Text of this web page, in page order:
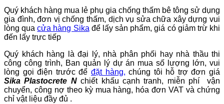
Quý khách hàng mua lẻ phụ gia chống thấm bê tông sử dụng
gia đình, đơn vị chống thấm, dịch vụ sửa chữa xây dựng vui
lòng quacửa hàng Sikađể lấy sản phẩm, giá có giảm trừ khi
đến lấy trực tiếp
Quý khách hàng là đại lý, nhà phân phối hay nhà thầu thi
công công trình, Ban quản lý dự án mua số lượng lớn, vui
lòng gọi điện trước để đặt hàng, chúng tôi hỗ trợ đơn giá
Sika Plastocrete Nchiết khấu cạnh tranh, miễn phí vận
chuyển, công nợ theo kỳ mua hàng, hóa đơn VAT và chứng
chỉ vật liệu đầy đủ .